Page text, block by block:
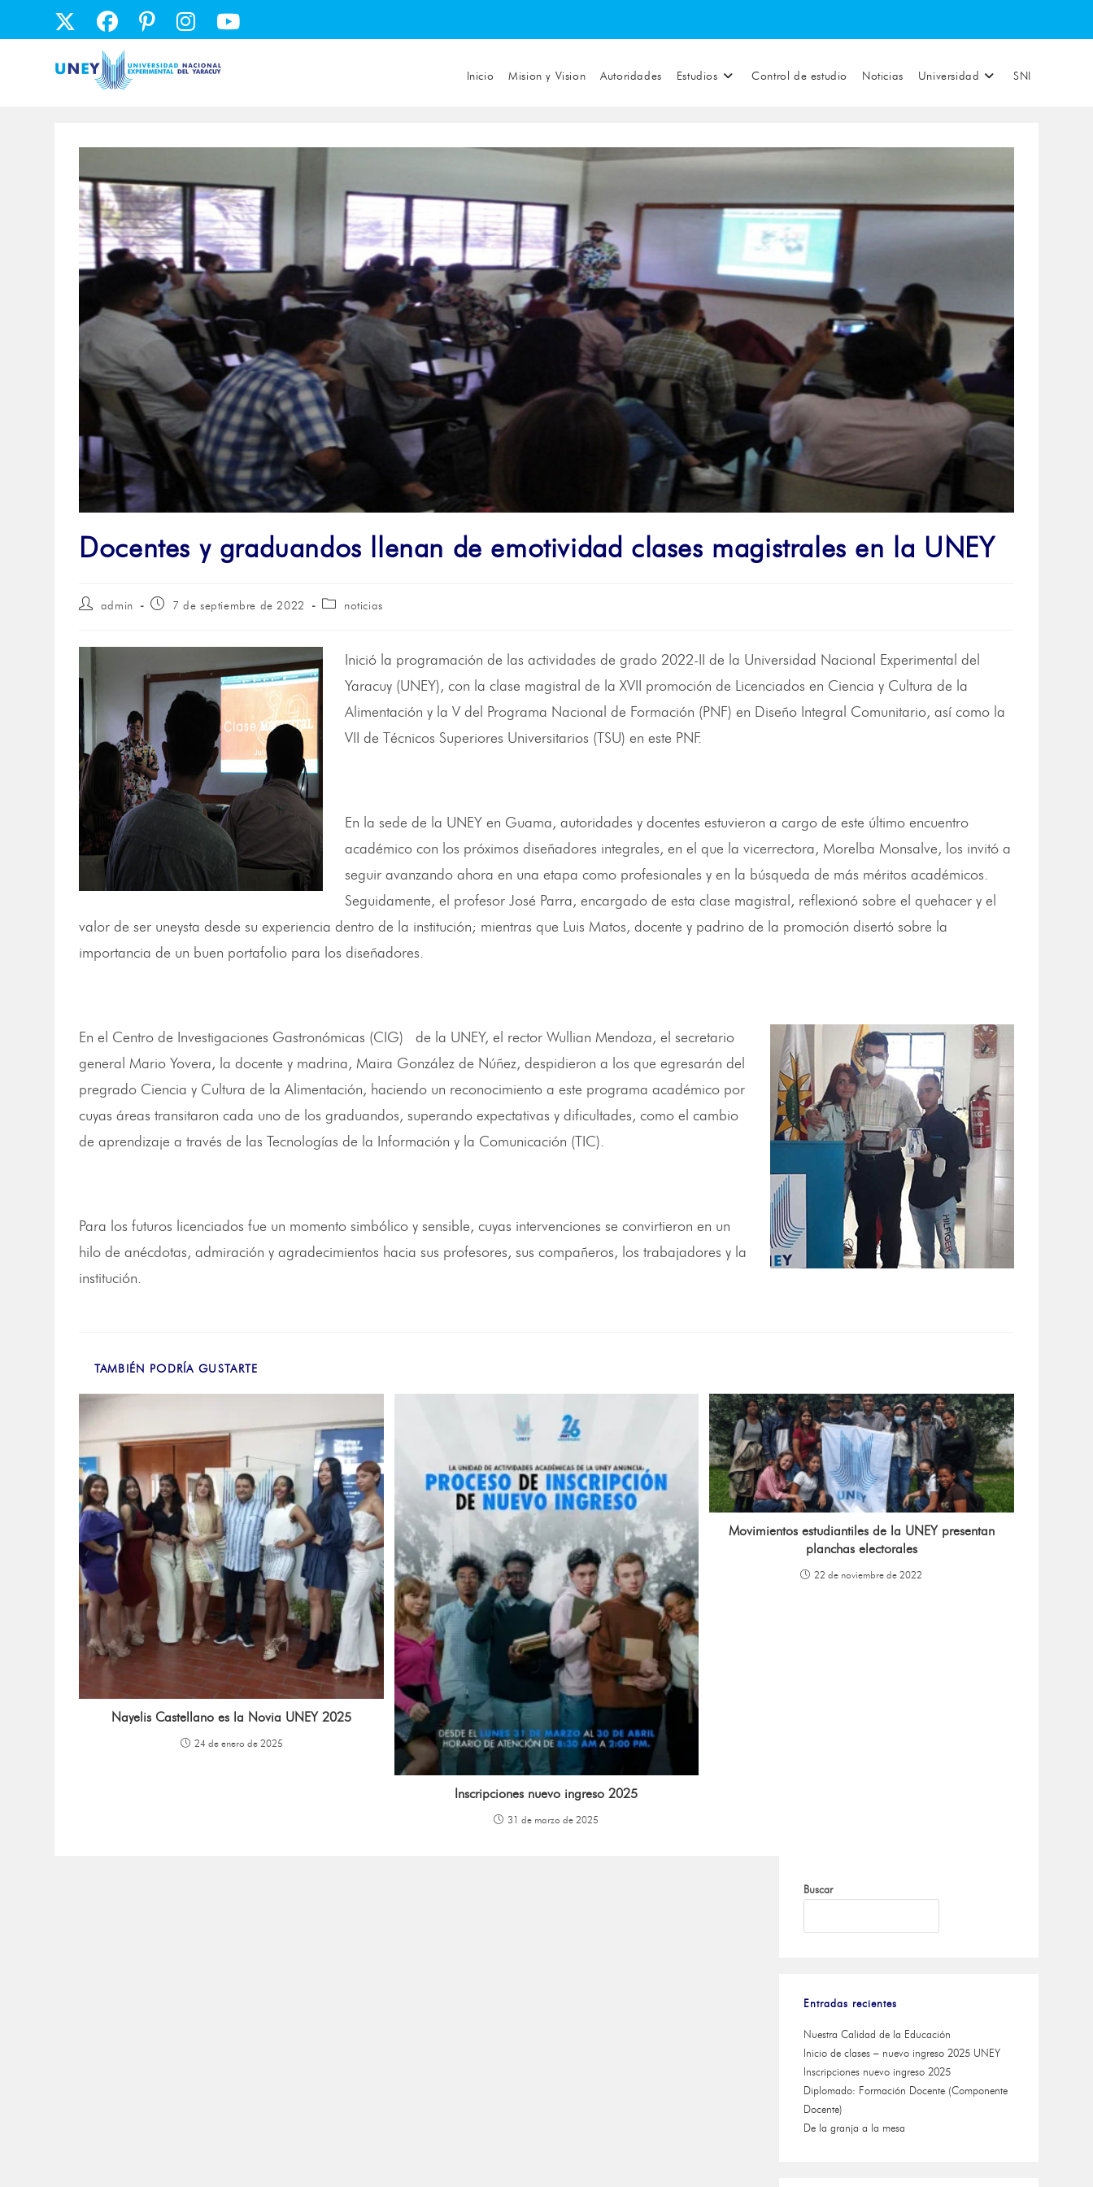
Inicio Mision y Vision Autoridades Estudios Control de estudio Noticias Universidad SNI
Docentes y graduandos llenan de emotividad clases magistrales en la UNEY
admin 7 de septiembre de 2022 noticias
Inició la programación de las actividades de grado 2022-II de la Universidad Nacional Experimental del
Yaracuy (UNEY), con la clase magistral de la XVII promoción de Licenciados en Ciencia y Cultura de la
Alimentación y la V del Programa Nacional de Formación (PNF) en Diseño Integral Comunitario, así como la
VII de Técnicos Superiores Universitarios (TSU) en este PNF.
En la sede de la UNEY en Guama, autoridades y docentes estuvieron a cargo de este último encuentro
académico con los próximos diseñadores integrales, en el que la vicerrectora, Morelba Monsalve, los invitó a
seguir avanzando ahora en una etapa como profesionales y en la búsqueda de más méritos académicos.
Seguidamente, el profesor José Parra, encargado de esta clase magistral, reflexionó sobre el quehacer y el
valor de ser uneysta desde su experiencia dentro de la institución; mientras que Luis Matos, docente y padrino de la promoción disertó sobre la
importancia de un buen portafolio para los diseñadores.
En el Centro de Investigaciones Gastronómicas (CIG) de la UNEY, el rector Wullian Mendoza, el secretario
general Mario Yovera, la docente y madrina, Maira González de Núñez, despidieron a los que egresarán del
pregrado Ciencia y Cultura de la Alimentación, haciendo un reconocimiento a este programa académico por
cuyas áreas transitaron cada uno de los graduandos, superando expectativas y dificultades, como el cambio
de aprendizaje a través de las Tecnologías de la Información y la Comunicación (TIC).
Para los futuros licenciados fue un momento simbólico y sensible, cuyas intervenciones se convirtieron en un
hilo de anécdotas, admiración y agradecimientos hacia sus profesores, sus compañeros, los trabajadores y la
institución.
TAMBIÉN PODRÍA GUSTARTE
Nayelis Castellano es la Novia UNEY 2025
24 de enero de 2025
Inscripciones nuevo ingreso 2025
31 de marzo de 2025
Movimientos estudiantiles de la UNEY presentan
planchas electorales
22 de noviembre de 2022
Buscar
Entradas recientes
Nuestra Calidad de la Educación
Inicio de clases – nuevo ingreso 2025 UNEY
Inscripciones nuevo ingreso 2025
Diplomado: Formación Docente (Componente
Docente)
De la granja a la mesa